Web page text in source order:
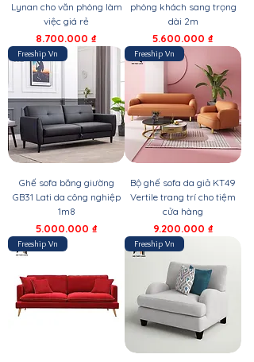
Lynan cho văn phòng làm
việc giá rẻ
Giá
8.700.000 ₫
phòng khách sang trọng
dài 2m
Giá
5.600.000 ₫
Freeship Vn
Ghế sofa băng giường
GB31 Lati da công nghiệp
1m8
Giá
5.000.000 ₫
Freeship Vn
Bộ ghế sofa da giả KT49
Vertile trang trí cho tiệm
cửa hàng
Giá
9.200.000 ₫
Freeship Vn Freeship Vn